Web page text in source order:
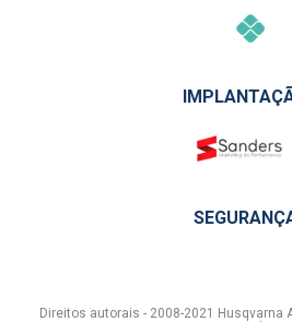
Direitos autorais - 2008-2021 Husqvarna